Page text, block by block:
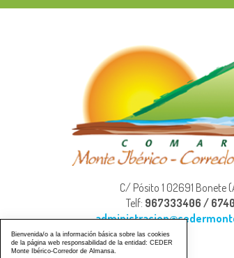
C/ Pósito 1 02691 Bonete
Telf: 967333406 /
Bienvenida/o a la información básica sobre las cookies
de la página web responsabilidad de la entidad: CEDER
Monte Ibérico-Corredor de Almansa.